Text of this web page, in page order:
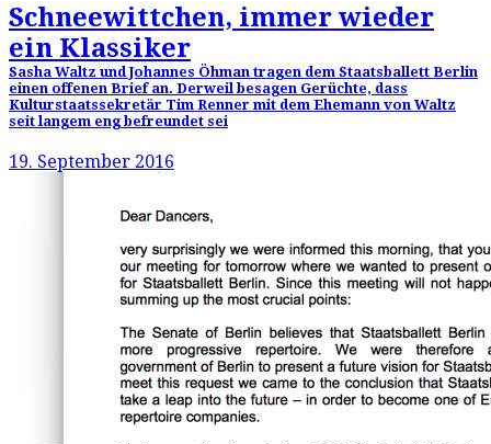
Schneewittchen, immer wieder
ein Klassiker
Sasha Waltz und Johannes Öhman tragen dem Staatsballett Berlin
einen offenen Brief an. Derweil besagen Gerüchte, dass
Kulturstaatssekretär Tim Renner mit dem Ehemann von Waltz
seit langem eng befreundet sei
19. September 2016